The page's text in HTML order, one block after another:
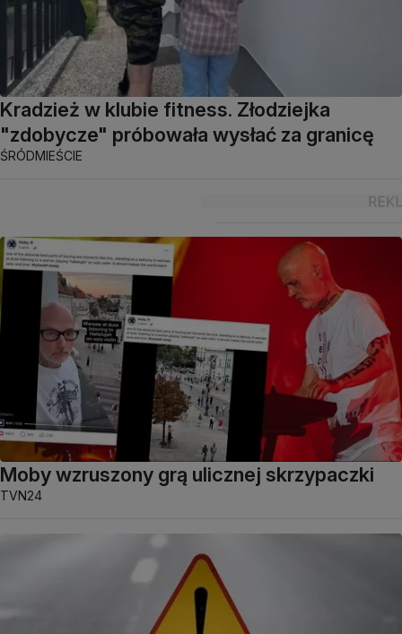
Kradzież w klubie fitness. Złodziejka
"zdobycze" próbowała wysłać za granicę
ŚRÓDMIEŚCIE
Moby wzruszony grą ulicznej skrzypaczki
TVN24